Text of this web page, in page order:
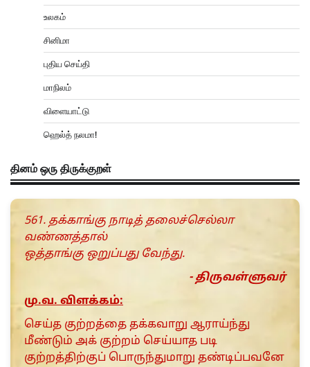
உலகம்
சினிமா
புதிய செய்தி
மாநிலம்
விளையாட்டு
ஹெல்த் நலமா!
தினம் ஒரு திருக்குறள்
561. தக்காங்கு நாடித் தலைச்செல்லா
வண்ணத்தால்
ஒத்தாங்கு ஒறுப்பது வேந்து.
- திருவள்ளுவர்
மு.வ. விளக்கம்:
செய்த குற்றத்தை தக்கவாறு ஆராய்ந்து
மீண்டும் அக் குற்றம் செய்யாத படி
குற்றத்திற்குப் பொருந்துமாறு தண்டிப்பவனே